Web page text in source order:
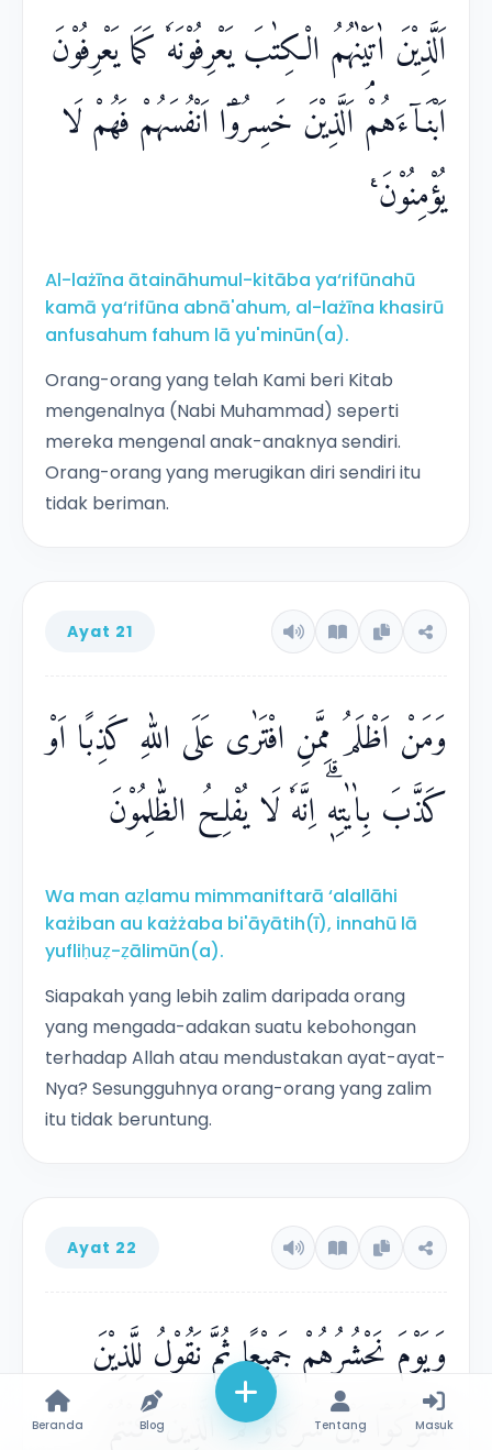
اَلَّذِيْنَ اٰتَيْنٰهُمُ الْكِتٰبَ يَعْرِفُوْنَهٗ كَمَا يَعْرِفُوْنَ
اَبْنَاۤءَهُمْۘ اَلَّذِيْنَ خَسِرُوْٓا اَنْفُسَهُمْ فَهُمْ لَا
يُؤْمِنُوْنَ ࣖ
Al-lażīna ātaināhumul-kitāba ya‘rifūnahū
kamā ya‘rifūna abnā'ahum, al-lażīna khasirū
anfusahum fahum lā yu'minūn(a).
Orang-orang yang telah Kami beri Kitab
mengenalnya (Nabi Muhammad) seperti
mereka mengenal anak-anaknya sendiri.
Orang-orang yang merugikan diri sendiri itu
tidak beriman.
Ayat 21
وَمَنْ اَظْلَمُ مِمَّنِ افْتَرٰى عَلَى اللّٰهِ كَذِبًا اَوْ
كَذَّبَ بِاٰيٰتِهٖۗ اِنَّهٗ لَا يُفْلِحُ الظّٰلِمُوْنَ
Wa man aẓlamu mimmaniftarā ‘alallāhi
każiban au każżaba bi'āyātih(ī), innahū lā
yufliḥuẓ-ẓālimūn(a).
Siapakah yang lebih zalim daripada orang
yang mengada-adakan suatu kebohongan
terhadap Allah atau mendustakan ayat-ayat-
Nya? Sesungguhnya orang-orang yang zalim
itu tidak beruntung.
Ayat 22
وَيَوْمَ نَحْشُرُهُمْ جَمِيْعًا ثُمَّ نَقُوْلُ لِلَّذِيْنَ
اَشْرَكُوْٓا اَيْنَ شُرَكَاۤؤُكُمُ الَّذِيْنَ كُنْتُمْ
Beranda Blog Tentang Masuk